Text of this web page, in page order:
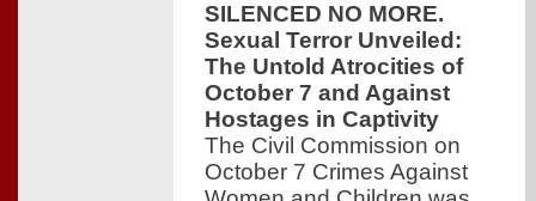
SILENCED NO MORE.
Sexual Terror Unveiled:
The Untold Atrocities of
October 7 and Against
Hostages in Captivity
The Civil Commission on
October 7 Crimes Against